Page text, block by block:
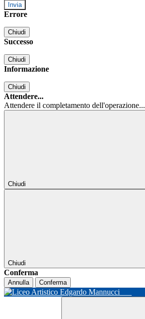
Errore
Chiudi
Successo
Chiudi
Informazione
Chiudi
Attendere...
Attendere il completamento dell'operazione...
Chiudi
Chiudi
Conferma
Annulla Conferma